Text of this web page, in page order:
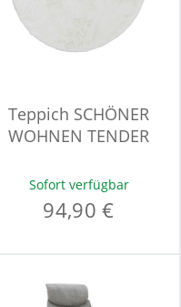
Teppich SCHÖNER
WOHNEN TENDER
Sofort verfügbar
94,90 €